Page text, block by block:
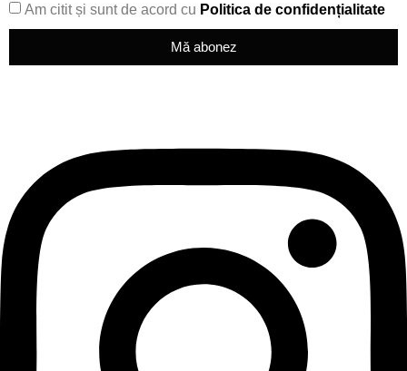
Am citit și sunt de acord cu Politica de confidențialitate
Mă abonez